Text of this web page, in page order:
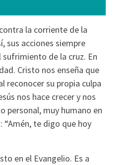
la corriente de la
sus acciones siempre
de la cruz. En
Cristo nos enseña que
reconocer su propia culpa
nos hace crecer y nos
personal, muy humano en
“Amén, te digo que hoy
en el Evangelio. Es a